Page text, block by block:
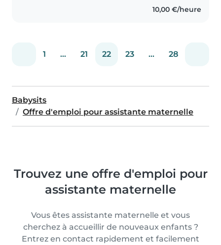
10,00 €/heure
1 ... 21 22 23 ... 28
Babysits
Offre d'emploi pour assistante maternelle
Trouvez une offre d'emploi pour
assistante maternelle
Vous êtes assistante maternelle et vous
cherchez à accueillir de nouveaux enfants ?
Entrez en contact rapidement et facilement